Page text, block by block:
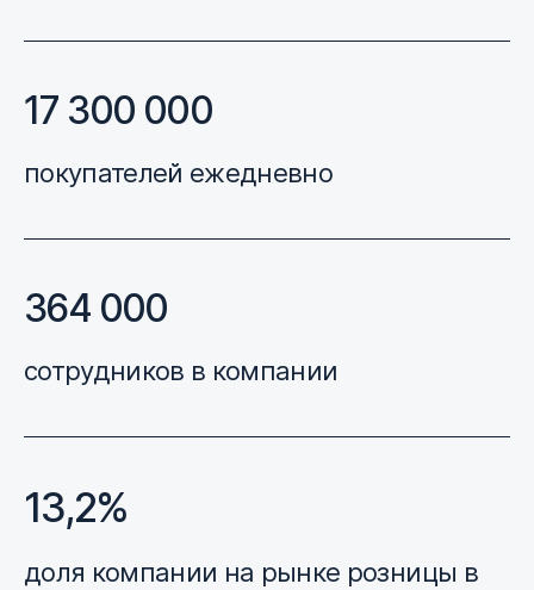
17 300 000
покупателей ежедневно
364 000
сотрудников в компании
13,2%
доля компании на рынке розницы в